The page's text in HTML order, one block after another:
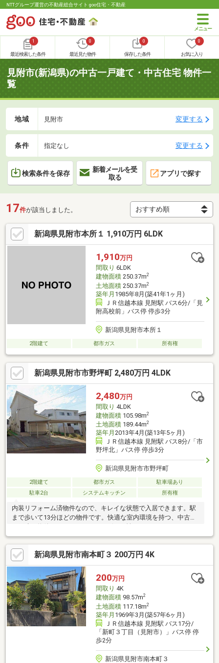
NTTグループ運営の不動産総合サイト goo住宅・不動産
1
最近検索した条件
0
最近見た物件
0
保存した条件
0
お気に入り
見附市(新潟県)の中古一戸建て・中古住宅 物件一
覧
地域 見附市 変更する
条件 指定なし 変更する
検索条件を保存
新着メールを受
取る
アプリで探す
17件が該当しました。
新潟県見附市本所１ 1,910万円 6LDK
1,910万円
間取り 6LDK
建物面積250.37m2
土地面積250.37m2
築年月 1985年8月(築41年1ヶ月)
ＪＲ信越本線 見附駅 バス6分/「見
附高校前」バス停 停歩3分
新潟県見附市本所１
2階建て 都市ガス 所有権
新潟県見附市市野坪町 2,480万円 4LDK
2,480万円
間取り 4LDK
建物面積105.98m2
土地面積189.44m2
築年月 2013年4月(築13年5ヶ月)
ＪＲ信越本線 見附駅 バス8分/「市
野坪北」バス停 停歩3分
新潟県見附市市野坪町
2階建て 都市ガス
駐車場あり
駐車2台
システムキッチン 所有権
内装リフォーム済物件なので、キレイな状態で入居できます。駅
まで歩いて13分ほどの物件です。快適な室内環境を持つ、中古の
ン付きなので、キッチンがお洒落なスペースになっています。24
時間換気システム設置してありますので、シックハウス対策もと
れています。外室時に通る場所に玄関収納があると綺麗な玄関が
保てます。幅広い方にお勧めしたい高ニーズな4LDKの物件です。
新潟県見附市南本町３ 200万円 4K
200万円
間取り 4K
建物面積98.57m2
土地面積117.18m2
築年月 1969年3月(築57年6ヶ月)
ＪＲ信越本線 見附駅 バス17分/
「新町３丁目（見附市）」バス停 停
歩2分
新潟県見附市南本町３